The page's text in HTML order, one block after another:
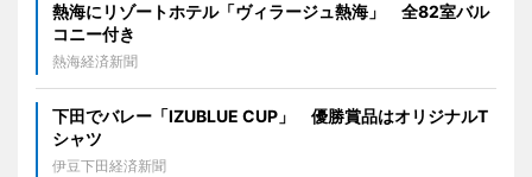
熱海にリゾートホテル「ヴィラージュ熱海」 全82室バル
コニー付き
熱海経済新聞
下田でバレー「IZUBLUE CUP」 優勝賞品はオリジナルT
シャツ
伊豆下田経済新聞